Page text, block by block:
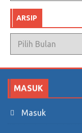
ARSIP
Arsip
MASUK
Masuk